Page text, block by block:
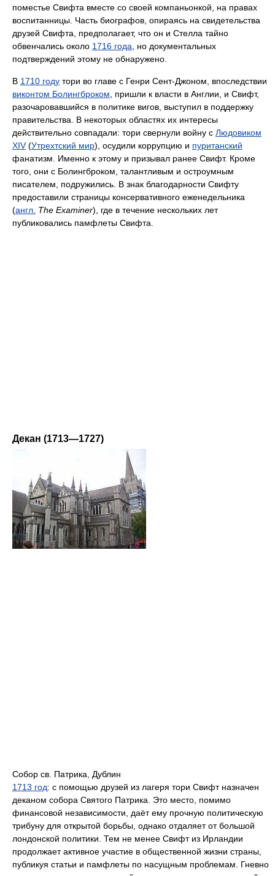
поместье Свифта вместе со своей компаньонкой, на правах
воспитанницы. Часть биографов, опираясь на свидетельства
друзей Свифта, предполагает, что он и Стелла тайно
обвенчались около 1716 года , но документальных
подтверждений этому не обнаружено.
В 1710 году тори во главе с Генри Сент-Джоном, впоследствии
виконтом Болингброком , пришли к власти в Англии, и Свифт,
разочаровавшийся в политике вигов, выступил в поддержку
правительства. В некоторых областях их интересы
действительно совпадали: тори свернули войну с Людовиком
XIV(Утрехтский мир), осудили коррупцию и пуританский
фанатизм. Именно к этому и призывал ранее Свифт. Кроме
того, они с Болингброком, талантливым и остроумным
писателем, подружились. В знак благодарности Свифту
предоставили страницы консервативного еженедельника
(англ. The Examiner), где в течение нескольких лет
публиковались памфлеты Свифта.
Декан (1713—1727)
Собор св. Патрика, Дублин
1713 год: с помощью друзей из лагеря тори Свифт назначен
деканом собора Святого Патрика. Это место, помимо
финансовой независимости, даёт ему прочную политическую
трибуну для открытой борьбы, однако отдаляет от большой
лондонской политики. Тем не менее Свифт из Ирландии
продолжает активное участие в общественной жизни страны,
публикуя статьи и памфлеты по насущным проблемам. Гневно